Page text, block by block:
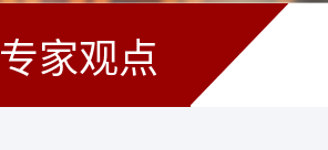
专家观点